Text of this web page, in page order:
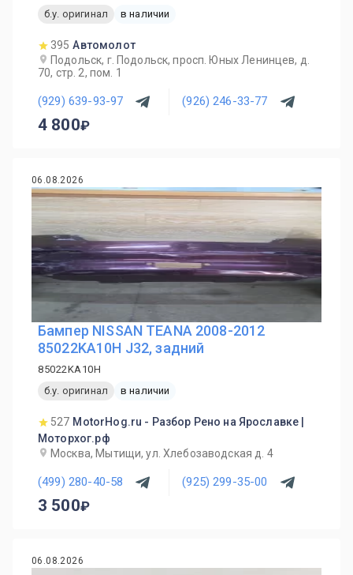
б.у. оригинал в наличии
395 Автомолот
Подольск, г. Подольск, просп. Юных Ленинцев, д.
70, стр. 2, пом. 1
(929) 639-93-97 (926) 246-33-77
4 800
06.08.2026
Бампер NISSAN TEANA 2008-2012
85022KA10H J32, задний
85022KA10H
б.у. оригинал
в наличии
527 MotorHog.ru - Разбор Рено на Ярославке |
Моторхог.рф
Москва, Мытищи, ул. Хлебозаводская д. 4
(499) 280-40-58 (925) 299-35-00
3 500
06.08.2026